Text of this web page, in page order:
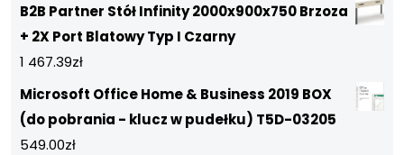
B2B Partner Stół Infinity 2000x900x750 Brzoza
+ 2X Port Blatowy Typ I Czarny
1 467.39zł
Microsoft Office Home & Business 2019 BOX
(do pobrania - klucz w pudełku) T5D-03205
549.00zł